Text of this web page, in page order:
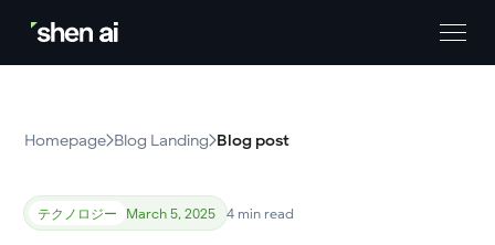
Homepage Blog Landing Blog post
テクノロジー March 5, 2025 4 min read